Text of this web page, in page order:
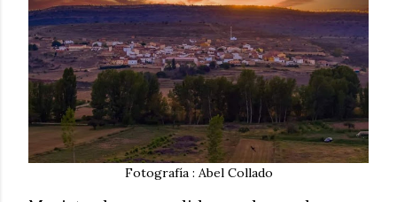
Fotografía : Abel Collado